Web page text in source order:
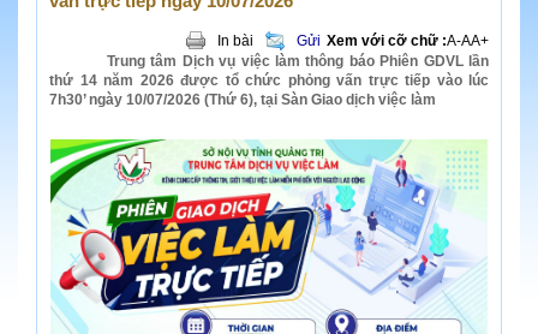
In bài Gửi Xem với cỡ chữ :A-AA+
Trung tâm Dịch vụ việc làm thông báo Phiên GDVL lần
thứ 14 năm 2026 được tổ chức phỏng vấn trực tiếp vào lúc
7h30’ ngày 10/07/2026 (Thứ 6), tại Sàn Giao dịch việc làm